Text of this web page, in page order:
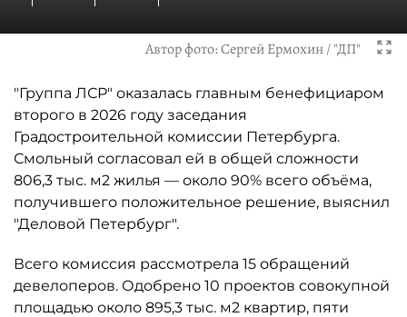
Автор фото:Сергей Ермохин / "ДП"
"Группа ЛСР" оказалась главным бенефициаром
второго в 2026 году заседания
Градостроительной комиссии Петербурга.
Смольный согласовал ей в общей сложности
806,3 тыс. м2 жилья — около 90% всего объёма,
получившего положительное решение, выяснил
"Деловой Петербург".
Всего комиссия рассмотрела 15 обращений
девелоперов. Одобрено 10 проектов совокупной
площадью около 895,3 тыс. м2 квартир, пяти